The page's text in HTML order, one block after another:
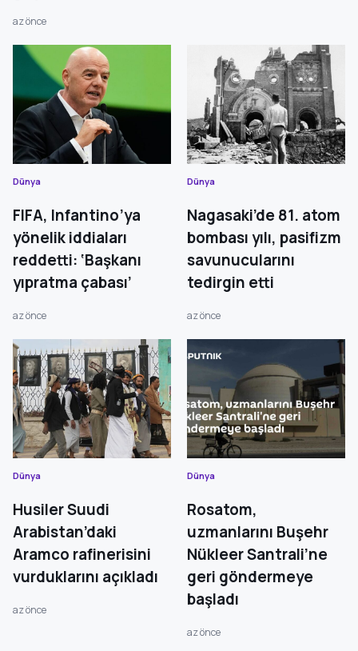
az önce
Dünya
FIFA, Infantino’ya
yönelik iddiaları
reddetti: ‘Başkanı
yıpratma çabası’
az önce
Dünya
Nagasaki’de 81. atom
bombası yılı, pasifizm
savunucularını
tedirgin etti
az önce
Dünya
Husiler Suudi
Arabistan’daki
Aramco rafinerisini
vurduklarını açıkladı
az önce
Dünya
Rosatom,
uzmanlarını Buşehr
Nükleer Santrali’ne
geri göndermeye
başladı
az önce